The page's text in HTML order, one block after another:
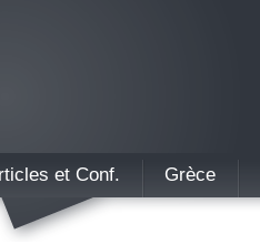
et Conf. Grèce